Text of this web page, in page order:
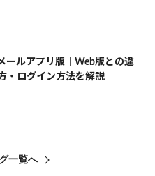
ールアプリ版｜Web版との違
・ログイン方法を解説
一覧へ